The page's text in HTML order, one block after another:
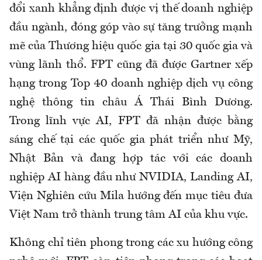
đổi xanh khẳng định được vị thế doanh nghiệp
đầu ngành, đóng góp vào sự tăng trưởng mạnh
mẽ của Thương hiệu quốc gia tại 30 quốc gia và
vùng lãnh thổ. FPT cũng đã được Gartner xếp
hạng trong Top 40 doanh nghiệp dịch vụ công
nghệ thông tin châu Á Thái Bình Dương.
Trong lĩnh vực AI, FPT đã nhận được bằng
sáng chế tại các quốc gia phát triển như Mỹ,
Nhật Bản và đang hợp tác với các doanh
nghiệp AI hàng đầu như NVIDIA, Landing AI,
Viện Nghiên cứu Mila hướng đến mục tiêu đưa
Việt Nam trở thành trung tâm AI của khu vực.
Không chỉ tiên phong trong các xu hướng công